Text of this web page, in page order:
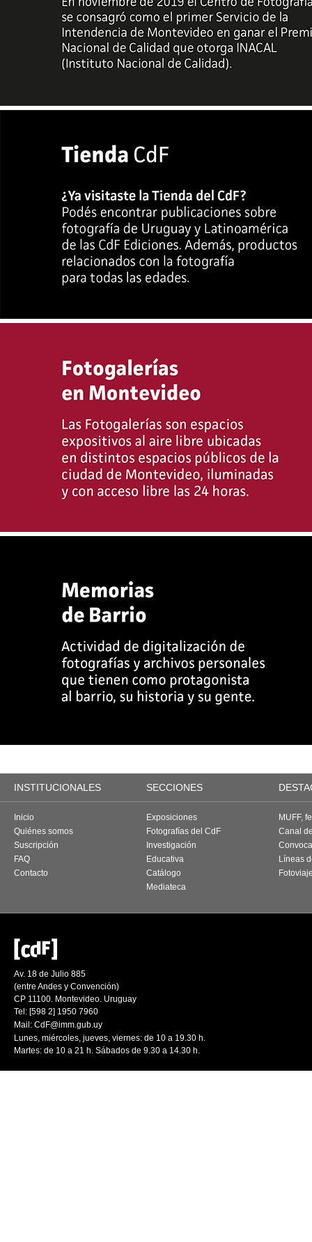
INSTITUCIONALES SECCIONES
Inicio
Quiénes somos
Suscripción
FAQ
Contacto
Exposiciones
Fotografías del CdF
Investigación
Educativa
Catálogo
Mediateca
MUFF,
Canal
Líneas
Av. 18 de Julio 885
(entre Andes y Convención)
CP 11100. Montevideo. Uruguay
Tel: [598 2] 1950 7960
Mail: CdF@imm.gub.uy
Lunes, miércoles, jueves, viernes: de 10 a 19.30 h.
Martes: de 10 a 21 h. Sábados de 9.30 a 14.30 h.